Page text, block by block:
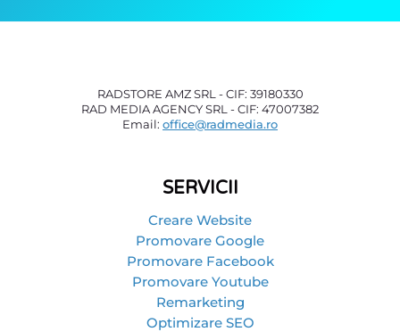
RADSTORE AMZ SRL - CIF: 39180330
RAD MEDIA AGENCY SRL - CIF: 47007382
Email: office@radmedia.ro
SERVICII
Creare Website
Promovare Google
Promovare Facebook
Promovare Youtube
Remarketing
Optimizare SEO